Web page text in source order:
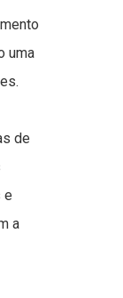
uma
de
e
a